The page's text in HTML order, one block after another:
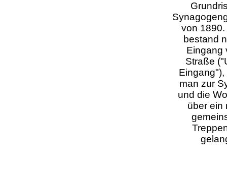
von
bestand
Eingang
Straße
man zur
und die
über ein